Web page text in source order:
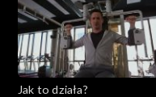
Jak to działa?